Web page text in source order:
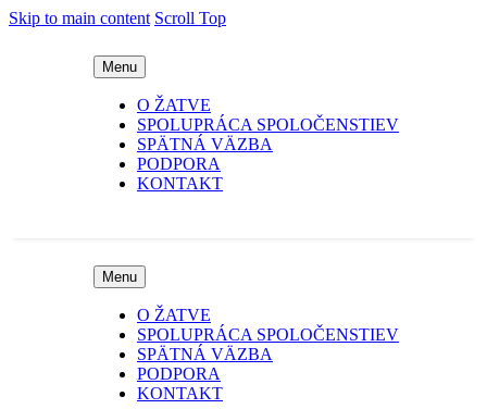
Skip to main content Scroll Top
Menu
O ŽATVE
SPOLUPRÁCA SPOLOČENSTIEV
SPÄTNÁ VÄZBA
PODPORA
KONTAKT
Menu
O ŽATVE
SPOLUPRÁCA SPOLOČENSTIEV
SPÄTNÁ VÄZBA
PODPORA
KONTAKT